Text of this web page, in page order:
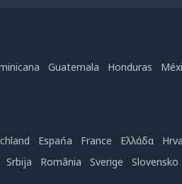
Guatemala Honduras
Espańa France Ελλάδα
Srbija România Sverige Slovensko